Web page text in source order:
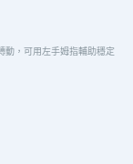
動，可用左手姆指輔助穩定